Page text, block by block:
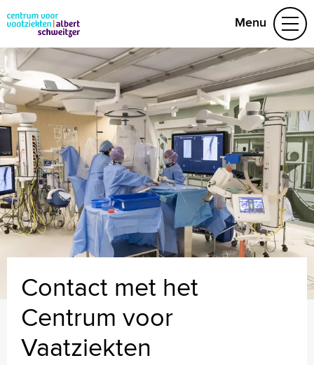
Menu
Aandoeningen
Leefstijl en preventie
Het behandelteam
Video's
078 652 32 50
Naar home asz.nl
Contact met het
Centrum voor
Vaatziekten